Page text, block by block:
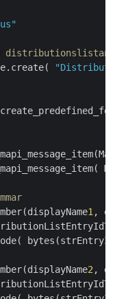
distributionslistan
1 ,
bytes(strEntryId
2 ,